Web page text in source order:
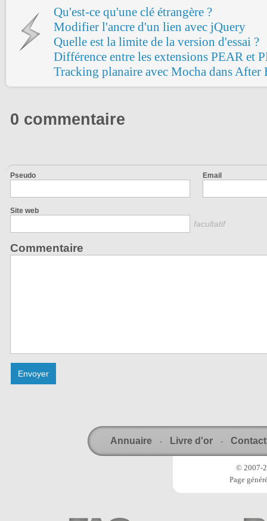
Qu'est-ce qu'une clé étrangère ?
Modifier l'ancre d'un lien avec jQuery
Quelle est la limite de la version d'essai ?
Différence entre les extensions PEAR et
Tracking planaire avec Mocha dans After
0 commentaire
Pseudo Email
Site web
facultatif
Commentaire
Annuaire - Livre d'or - Contact
© 2007-
Page